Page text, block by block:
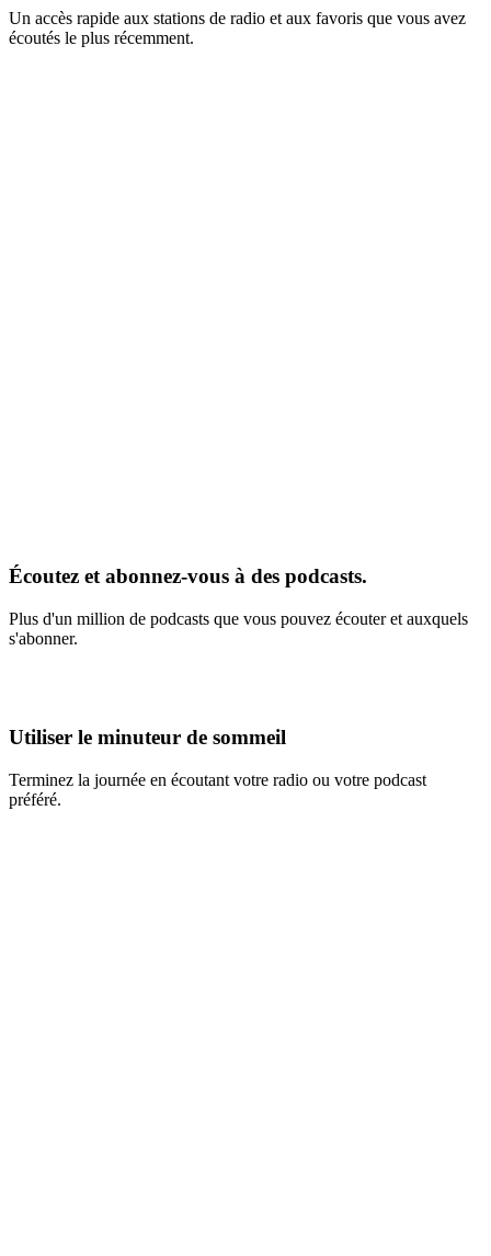
Un accès rapide aux stations de radio et aux favoris que vous avez
écoutés le plus récemment.
Écoutez et abonnez-vous à des podcasts.
Plus d'un million de podcasts que vous pouvez écouter et auxquels
s'abonner.
Utiliser le minuteur de sommeil
Terminez la journée en écoutant votre radio ou votre podcast
préféré.